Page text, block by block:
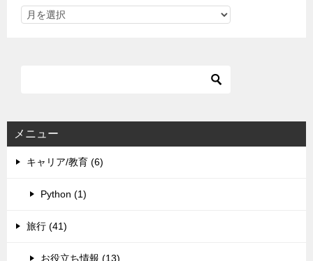
メニュー
キャリア/教育 (6)
Python (1)
旅行 (41)
お役立ち情報 (13)